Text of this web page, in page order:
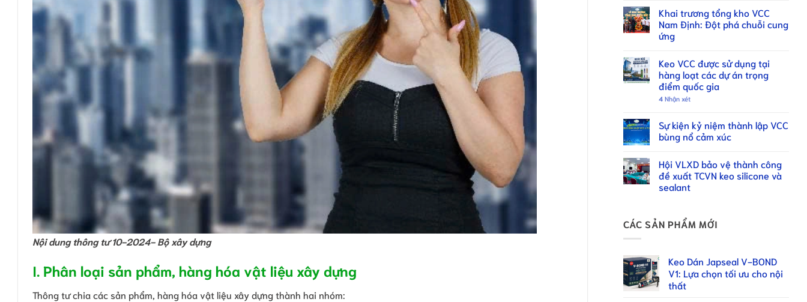
Nội dung thông tư 10-2024- Bộ xây dựng
I. Phân loại sản phẩm, hàng hóa vật liệu xây dựng
Thông tư chia các sản phẩm, hàng hóa vật liệu xây dựng thành hai nhóm:
Khai trương tổng kho VCC
Nam Định: Đột phá chuỗi cung
ứng
Keo VCC được sử dụng tại
hàng loạt các dự án trọng
điểm quốc gia
4 Nhận xét
Sự kiện kỷ niệm thành lập VCC
bùng nổ cảm xúc
Hội VLXD bảo vệ thành công
đề xuất TCVN keo silicone và
sealant
CÁC SẢN PHẨM MỚI
Keo Dán Japseal V-BOND
V1: Lựa chọn tối ưu cho nội
thất